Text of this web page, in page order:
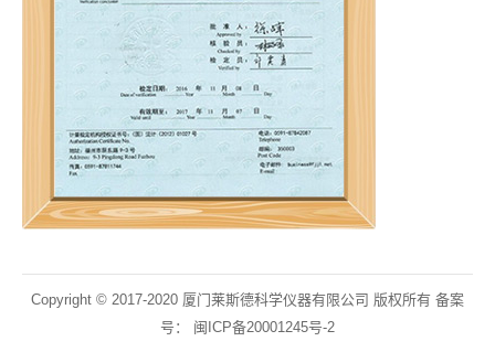
Copyright © 2017-2020 厦门莱斯德科学仪器有限公司 版权所有 备案
号： 闽ICP备20001245号-2